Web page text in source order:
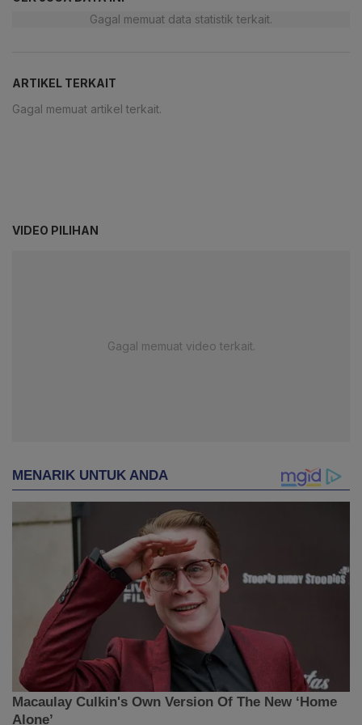
Gagal memuat data statistik terkait.
ARTIKEL TERKAIT
Gagal memuat artikel terkait.
VIDEO PILIHAN
Gagal memuat video terkait.